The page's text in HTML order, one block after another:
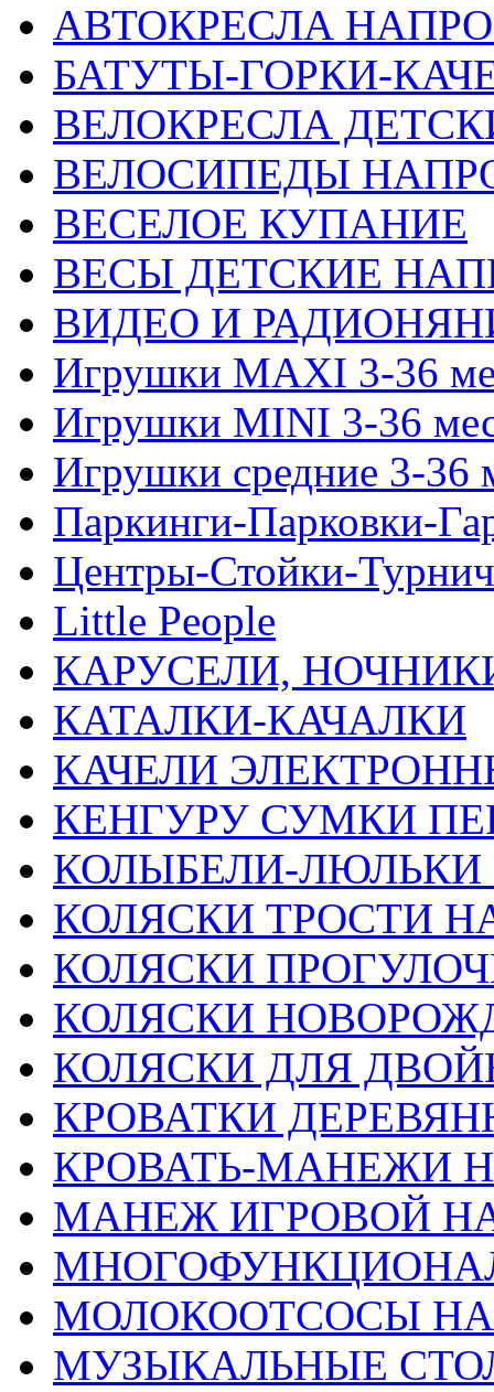
АВТОКРЕСЛА
БАТУТЫ-ГОРКИ-
ВЕЛОКРЕСЛА
ВЕЛОСИПЕДЫ
ВЕСЕЛОЕ КУПАНИЕ
ВЕСЫ ДЕТСКИЕ
ВИДЕО И
Игрушки MAXI 3-36
Игрушки MINI 3-36
Игрушки средние 3-36
Паркинги-Парковки-
Центры-Стойки-
Little People
КАРУСЕЛИ,
КАТАЛКИ-КАЧАЛКИ
КАЧЕЛИ
КЕНГУРУ СУМКИ
КОЛЫБЕЛИ-ЛЮЛЬКИ
КОЛЯСКИ ТРОСТИ
КОЛЯСКИ
КОЛЯСКИ
КОЛЯСКИ ДЛЯ
КРОВАТКИ
КРОВАТЬ-МАНЕЖИ
МАНЕЖ ИГРОВОЙ
МОЛОКООТСОСЫ
МУЗЫКАЛЬНЫЕ